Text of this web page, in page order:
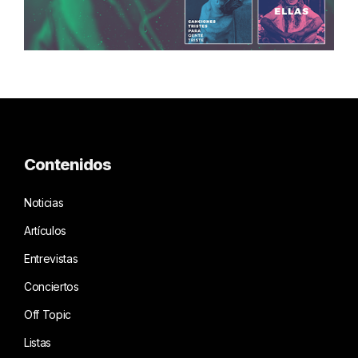
Contenidos
Noticias
Artículos
Entrevistas
Conciertos
Off Topic
Listas